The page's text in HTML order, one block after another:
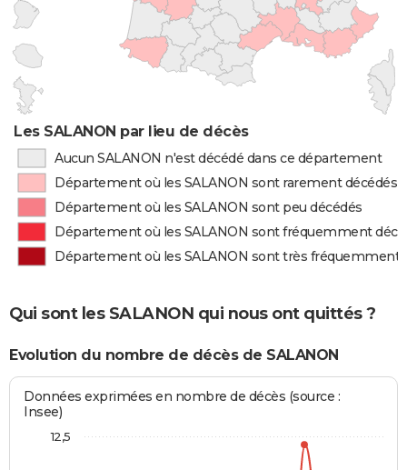
Les SALANON par lieu de décès
Aucun SALANON n'est décédé dans ce département
Département où les SALANON sont rarement décédés
Département où les SALANON sont peu décédés
Département où les SALANON sont fréquemment
Département où les SALANON sont très fréquemment
Qui sont les SALANON qui nous ont quittés ?
Evolution du nombre de décès de SALANON
Données exprimées en nombre de décès (source :
Insee)
12,5